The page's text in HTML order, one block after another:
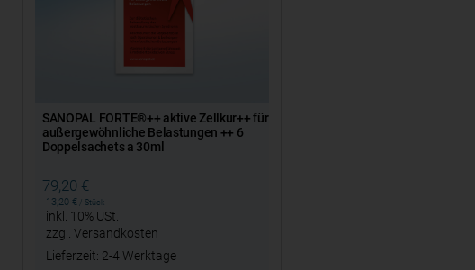
SANOPAL FORTE®++ aktive Zellkur++ für
außergewöhnliche Belastungen ++ 6
Doppelsachets a 30ml
79,20 €
13,20 € Stück
inkl. 10% USt.
zzgl. Versandkosten
Lieferzeit: 2-4 Werktage